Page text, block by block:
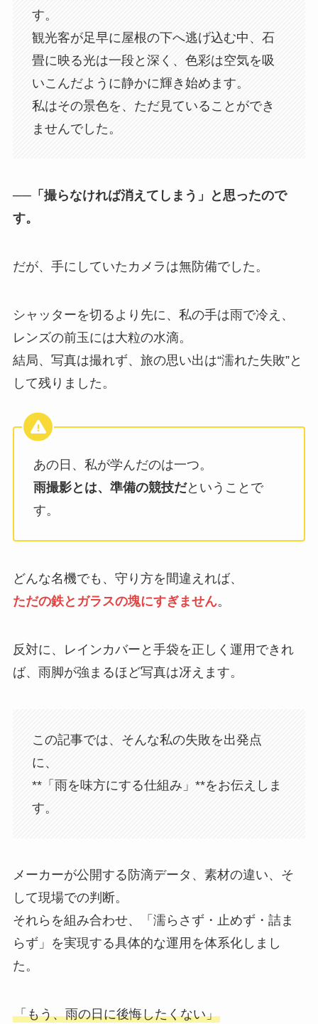
す。
観光客が足早に屋根の下へ逃げ込む中、石
畳に映る光は一段と深く、色彩は空気を吸
いこんだように静かに輝き始めます。
私はその景色を、ただ見ていることができ
ませんでした。
──「撮らなければ消えてしまう」と思ったので
す。
だが、手にしていたカメラは無防備でした。
シャッターを切るより先に、私の手は雨で冷え、
レンズの前玉には大粒の水滴。
結局、写真は撮れず、旅の思い出は“濡れた失敗”と
して残りました。
あの日、私が学んだのは一つ。
雨撮影とは、準備の競技だということで
す。
どんな名機でも、守り方を間違えれば、
ただの鉄とガラスの塊にすぎません。
反対に、レインカバーと手袋を正しく運用できれ
ば、雨脚が強まるほど写真は冴えます。
この記事では、そんな私の失敗を出発点
に、
**「雨を味方にする仕組み」**をお伝えしま
す。
メーカーが公開する防滴データ、素材の違い、そ
して現場での判断。
それらを組み合わせ、「濡らさず・止めず・詰ま
らず」を実現する具体的な運用を体系化しまし
た。
「もう、雨の日に後悔したくない」